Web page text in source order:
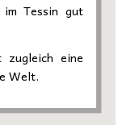
Tessin gut
eine
Welt.